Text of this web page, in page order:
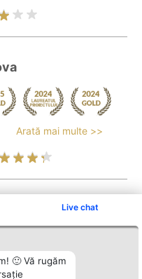
Live chat
🙂 Vă rugăm
Arată mai multe >>
Arată mai multe >>